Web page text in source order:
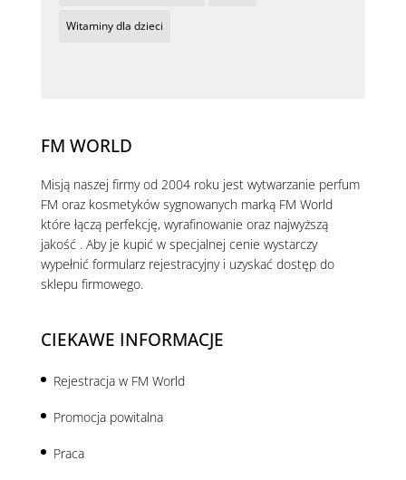
Witaminy dla dzieci
FM WORLD
Misją naszej firmy od 2004 roku jest wytwarzanie perfum
FM oraz kosmetyków sygnowanych marką FM World
które łączą perfekcję, wyrafinowanie oraz najwyższą
jakość . Aby je kupić w specjalnej cenie wystarczy
wypełnić formularz rejestracyjny i uzyskać dostęp do
sklepu firmowego.
CIEKAWE INFORMACJE
Rejestracja w FM World
Promocja powitalna
Praca